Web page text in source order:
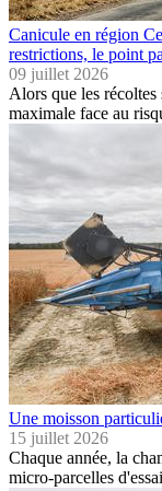
Canicule en région
restrictions, le point
09 juillet 2026
Alors que les
maximale face au
Une moisson
15 juillet 2026
Chaque année, la
micro-parcelles